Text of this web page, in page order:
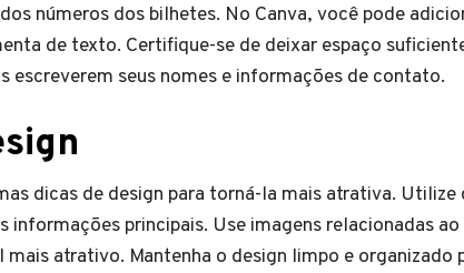
números dos bilhetes. No Canva, você pode
de texto. Certifique-se de deixar espaço
escreverem seus nomes e informações de contato.
dicas de design para torná-la mais atrativa. Utilize
principais. Use imagens relacionadas ao
atrativo. Mantenha o design limpo e organizado